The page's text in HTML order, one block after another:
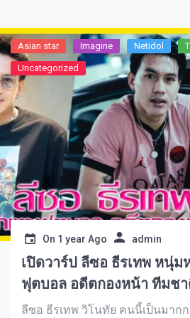
Asian star Imagine​ Netidol
Uncategorized
On 1 year Ago admin
เปิดวาร์ป ลีซอ ธีรเทพ หนุ่ม
ฟุตบอล อดีตกองหน้า ทีมช
ลีซอ ธีรเทพ วิโนทัย คนนี้เป็นมาก